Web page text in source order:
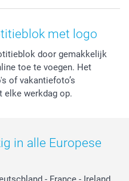
met logo
door gemakkelijk
toe te voegen. Het
of vakantiefoto’s
werkdag op.
in alle Europese